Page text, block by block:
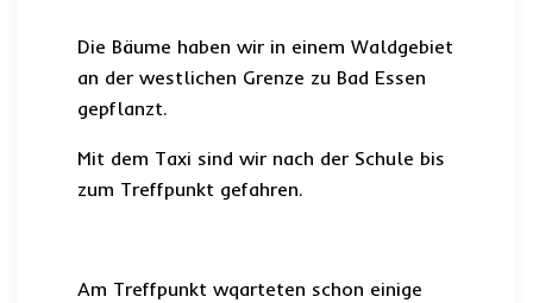
Die Bäume haben wir in einem Waldgebiet
an der westlichen Grenze zu Bad Essen
gepflanzt.
Mit dem Taxi sind wir nach der Schule bis
zum Treffpunkt gefahren.
Am Treffpunkt wqarteten schon einige